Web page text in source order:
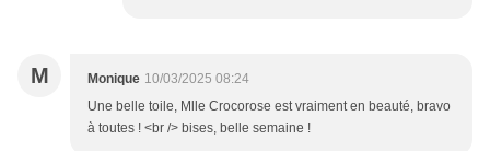
M Monique 10/03/2025 08:24
Une belle toile, Mlle Crocorose est vraiment en beauté, bravo
à toutes ! <br /> bises, belle semaine !